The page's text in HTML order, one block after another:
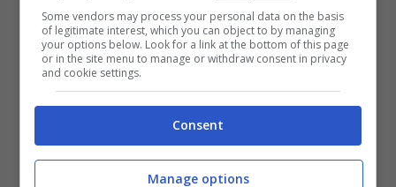
In queste prossime ore ci sarà un comunicato
ufficiale dell’Inter che svelerà il possibilerientro
diCalhanoglu,Thuram,De Vrij eCorreai
base a ciò che è accaduto e che hanno
capire anche quando potranno tornare in
campo.
Some vendors may process your personal data on the basis
of legitimate interest, which you can object to by managing
your options below. Look for a link at the bottom of this page
or in the site menu to manage or withdraw consent in privacy
and cookie settings.
Consent
Manage options